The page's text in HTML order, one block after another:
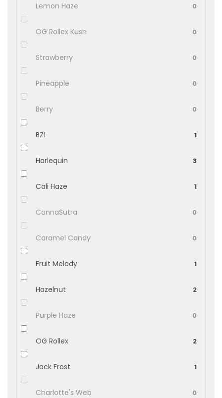
Lemon Haze 0
OG Rollex Kush 0
Strawberry 0
Pineapple 0
Berry 0
BZ1 1
Harlequin 3
Cali Haze 1
CannaSutra 0
Caramel Candy 0
Fruit Melody 1
Hazelnut 2
Purple Haze 0
OG Rollex 2
Jack Frost 1
Charlotte's Web 0